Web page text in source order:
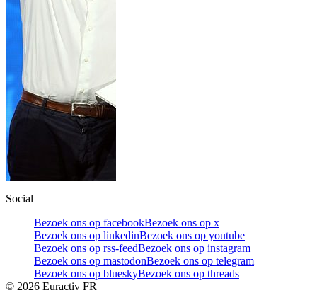
Social
Bezoek ons op facebookBezoek ons op x
Bezoek ons op linkedinBezoek ons op youtube
Bezoek ons op rss-feedBezoek ons op instagram
Bezoek ons op mastodonBezoek ons op telegram
Bezoek ons op blueskyBezoek ons op threads
© 2026 Euractiv FR